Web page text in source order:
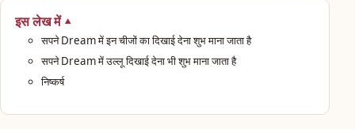
इस लेख में
सपने Dream में इन चीजों का दिखाई देना शुभ माना जाता है
सपने Dream में उल्लू दिखाई देना भी शुभ माना जाता है
निष्कर्ष